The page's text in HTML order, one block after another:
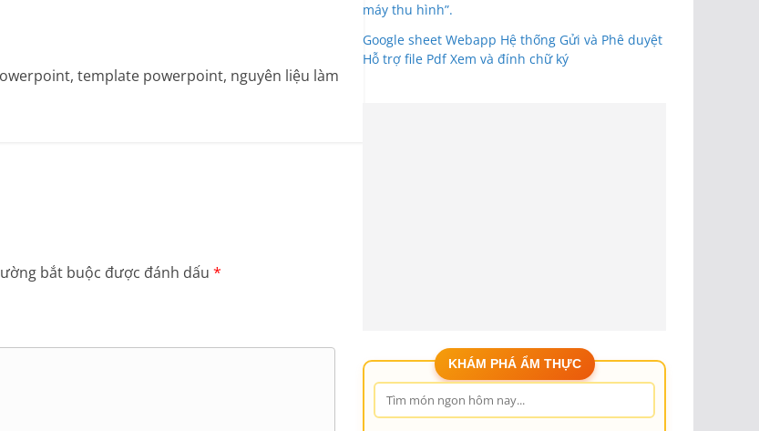
template powerpoint, nguyên liệu làm
bắt buộc được đánh dấu *
máy thu hình”.
Google sheet Webapp Hệ thống Gửi và Phê duyệt
Hỗ trợ file Pdf Xem và đính chữ ký
KHÁM PHÁ ẨM THỰC